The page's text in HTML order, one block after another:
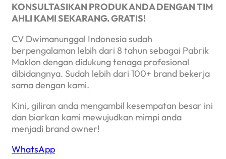
KONSULTASIKAN PRODUK ANDA DENGAN TIM
AHLI KAMI SEKARANG. GRATIS!
CV Dwimanunggal Indonesia sudah
berpengalaman lebih dari 8 tahun sebagai Pabrik
Maklon dengan didukung tenaga profesional
dibidangnya. Sudah lebih dari 100+ brand bekerja
sama dengan kami.
Kini, giliran anda mengambil kesempatan besar ini
dan biarkan kami mewujudkan mimpi anda
menjadi brand owner!
WhatsApp